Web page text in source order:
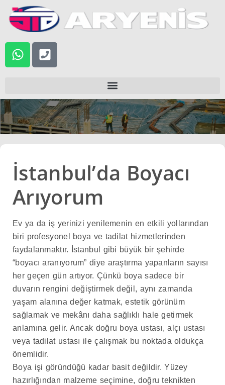
İstanbul’da Boyacı
Arıyorum
Ev ya da iş yerinizi yenilemenin en etkili yollarından
biri profesyonel boya ve tadilat hizmetlerinden
faydalanmaktır. İstanbul gibi büyük bir şehirde
“boyacı aranıyorum” diye araştırma yapanların sayısı
her geçen gün artıyor. Çünkü boya sadece bir
duvarın rengini değiştirmek değil, aynı zamanda
yaşam alanına değer katmak, estetik görünüm
sağlamak ve mekânı daha sağlıklı hale getirmek
anlamına gelir. Ancak doğru boya ustası, alçı ustası
veya tadilat ustası ile çalışmak bu noktada oldukça
önemlidir.
Boya işi göründüğü kadar basit değildir. Yüzey
hazırlığından malzeme seçimine, doğru teknikten